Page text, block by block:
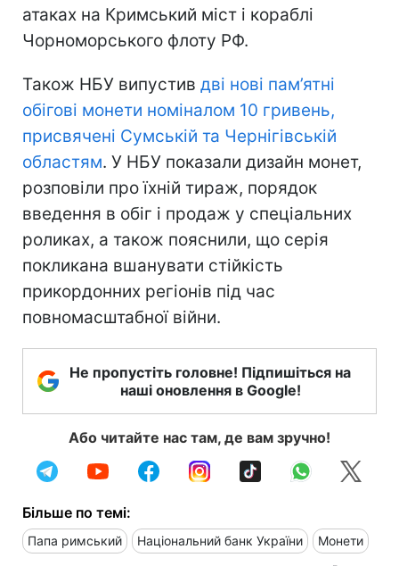
атаках на Кримський міст і кораблі
Чорноморського флоту РФ.
Також НБУ випустив дві нові пам’ятні
обігові монети номіналом 10 гривень,
присвячені Сумській та Чернігівській
областям. У НБУ показали дизайн монет,
розповіли про їхній тираж, порядок
введення в обіг і продаж у спеціальних
роликах, а також пояснили, що серія
покликана вшанувати стійкість
прикордонних регіонів під час
повномасштабної війни.
Не пропустіть головне! Підпишіться на
наші оновлення в Google!
Або читайте нас там, де вам зручно!
Більше по темі:
Папа римський Національний банк України Монети